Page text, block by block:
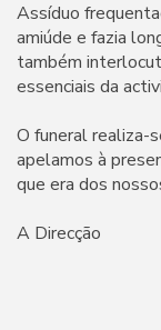
Assíduo
amiúde e fazia
também
essenciais da
O funeral realiza-
apelamos à
que era dos
A Direcção